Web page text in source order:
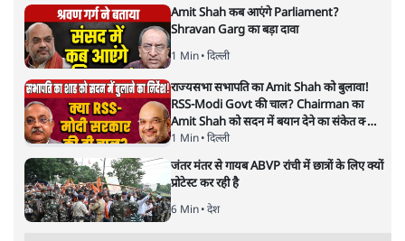
अगली खबर लोड हो रही है...
ताजा खबरें